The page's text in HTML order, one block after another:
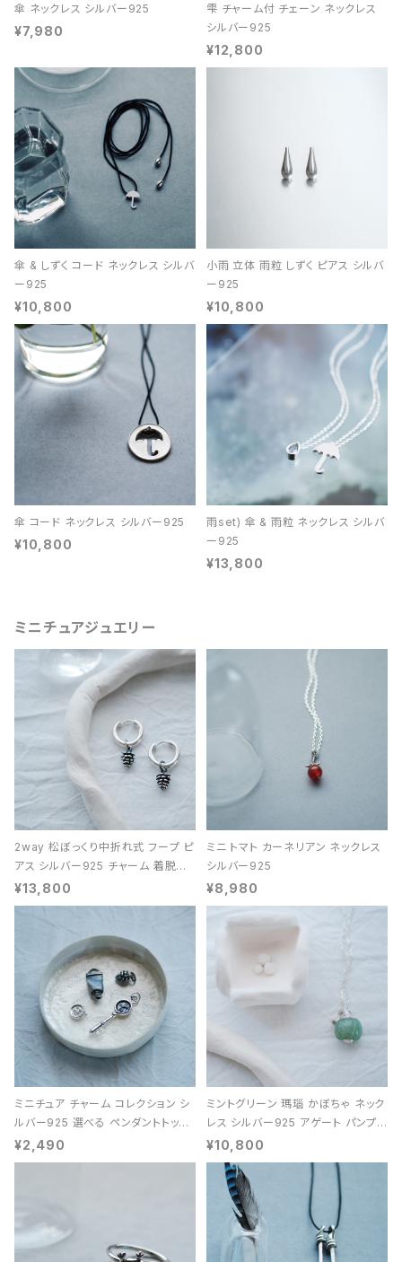
傘 ネックレス シルバー925
¥7,980
雫 チャーム付 チェーン ネックレス
シルバー925
¥12,800
傘 & しずく コード ネックレス シルバ
ー925
¥10,800
小雨 立体 雨粒 しずく ピアス シルバ
ー925
¥10,800
傘 コード ネックレス シルバー925
¥10,800
雨set) 傘 & 雨粒 ネックレス シルバ
ー925
¥13,800
ミニチュアジュエリー
2way 松ぼっくり中折れ式 フープ ピ
アス シルバー925 チャーム 着脱可
能 レディース ユニセックス
¥13,800
ミニ トマト カーネリアン ネックレス
シルバー925
¥8,980
ミニチュア チャーム コレクション シ
ルバー925 選べる ペンダントトップ
レディース ユニセックス
¥2,490
ミントグリーン 瑪瑙 かぼちゃ ネック
レス シルバー925 アゲート パンプキ
ン 天然石 レディース
¥10,800